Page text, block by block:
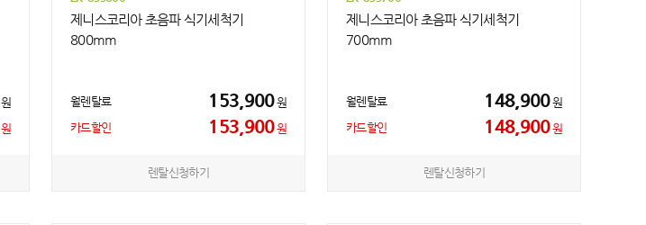
원
원
제니스코리아 초음파 식기세척기
800mm
월렌탈료 153,900원
카드할인
153,900원
렌탈신청하기
제니스코리아 초음파 식기세척기
700mm
월렌탈료 148,900원
카드할인
148,900원
렌탈신청하기